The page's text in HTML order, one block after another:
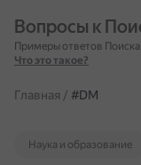
Вопросы к
Примеры ответов
Что это такое?
Главная / #DM
Наука и образование